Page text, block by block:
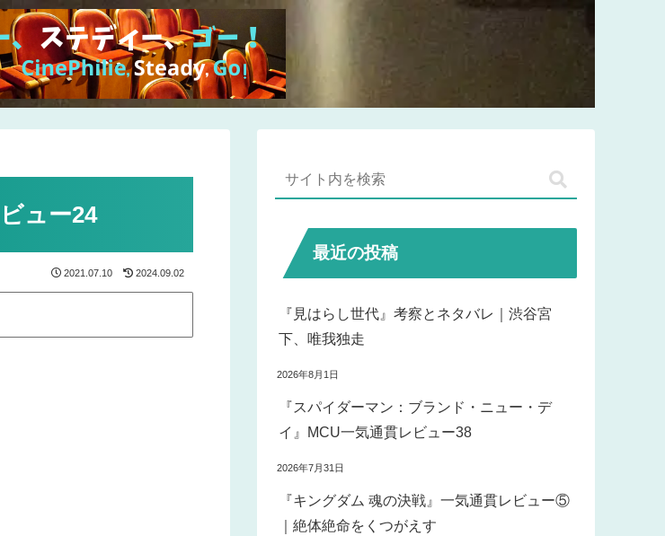
ュー24
2021.07.10 2024.09.02
最近の投稿
『見はらし世代』考察とネタバレ｜渋谷宮
下、唯我独走
2026年8月1日
『スパイダーマン：ブランド・ニュー・デ
イ』MCU一気通貫レビュー38
2026年7月31日
『キングダム 魂の決戦』一気通貫レビュー⑤
｜絶体絶命をくつがえす